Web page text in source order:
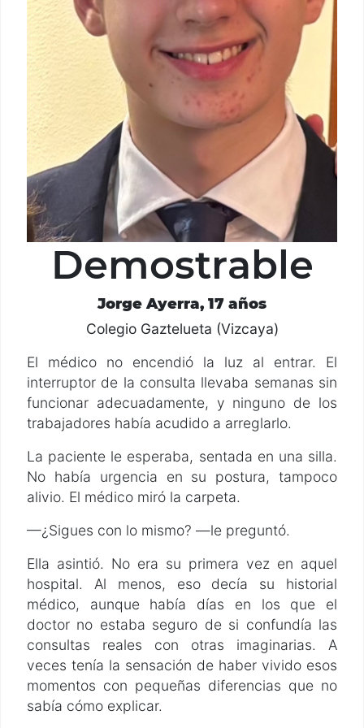
Demostrable
Jorge Ayerra, 17 años
Colegio Gaztelueta (Vizcaya)
El médico no encendió la luz al entrar. El
interruptor de la consulta llevaba semanas sin
funcionar adecuadamente, y ninguno de los
trabajadores había acudido a arreglarlo.
La paciente le esperaba, sentada en una silla.
No había urgencia en su postura, tampoco
alivio. El médico miró la carpeta.
—¿Sigues con lo mismo? —le preguntó.
Ella asintió. No era su primera vez en aquel
hospital. Al menos, eso decía su historial
médico, aunque había días en los que el
doctor no estaba seguro de si confundía las
consultas reales con otras imaginarias. A
veces tenía la sensación de haber vivido esos
momentos con pequeñas diferencias que no
sabía cómo explicar.